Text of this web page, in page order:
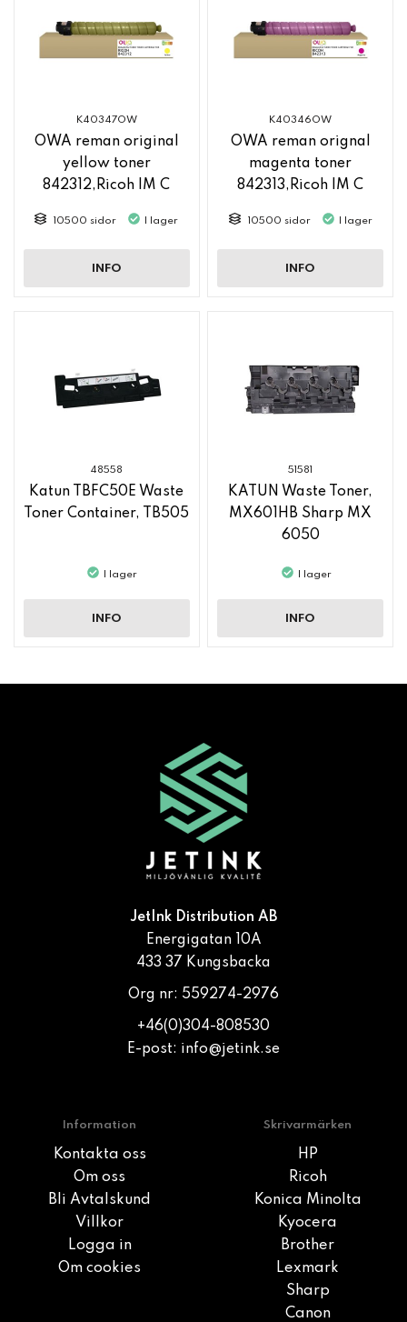
K40347OW
OWA reman original
yellow toner
842312,Ricoh IM C
10500 sidor I lager
INFO
K40346OW
OWA reman orignal
magenta toner
842313,Ricoh IM C
10500 sidor I lager
INFO
48558
Katun TBFC50E Waste
Toner Container, TB505
I lager
INFO
51581
KATUN Waste Toner,
MX601HB Sharp MX
6050
I lager
INFO
JetInk Distribution AB
Energigatan 10A
433 37 Kungsbacka
Org nr: 559274-2976
+46(0)304-808530
E-post: info@jetink.se
Information
Kontakta oss
Om oss
Bli Avtalskund
Villkor
Logga in
Om cookies
Skrivarmärken
HP
Ricoh
Konica Minolta
Kyocera
Brother
Lexmark
Sharp
Canon